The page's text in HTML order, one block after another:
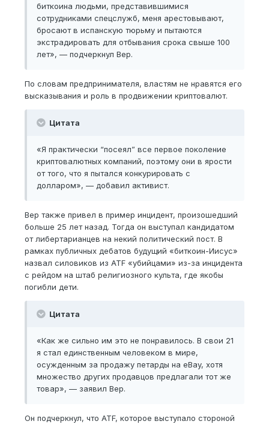
биткоина людьми, представившимися
сотрудниками спецслужб, меня арестовывают,
бросают в испанскую тюрьму и пытаются
экстрадировать для отбывания срока свыше 100
лет», — подчеркнул Вер.
По словам предпринимателя, властям не нравятся его
высказывания и роль в продвижении криптовалют.
Цитата
«Я практически “посеял” все первое поколение
криптовалютных компаний, поэтому они в ярости
от того, что я пытался конкурировать с
долларом», — добавил активист.
Вер также привел в пример инцидент, произошедший
больше 25 лет назад. Тогда он выступал кандидатом
от либертарианцев на некий политический пост. В
рамках публичных дебатов будущий «биткоин-Иисус»
назвал силовиков из ATF «убийцами» из-за инцидента
с рейдом на штаб религиозного культа, где якобы
погибли дети.
Цитата
«Как же сильно им это не понравилось. В свои 21
я стал единственным человеком в мире,
осужденным за продажу петарды на eBay, хотя
множество других продавцов предлагали тот же
товар», — заявил Вер.
Он подчеркнул, что ATF, которое выступало стороной